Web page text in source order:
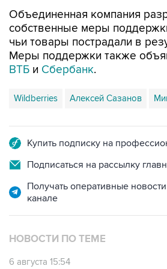
Объединенная компания
собственные меры
чьи товары пострадали в
Меры поддержки также
ВТБ и Сбербанк.
Wildberries Алексей Сазанов
Купить подписку на
Подписаться на рассылку
Получать оперативные
канале
НОВОСТИ ПО ТЕМЕ
6 августа 15:54